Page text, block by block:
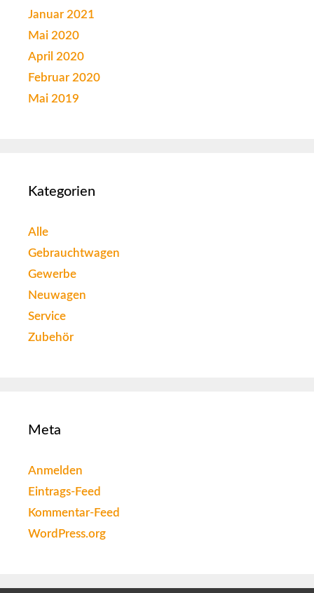
Januar 2021
Mai 2020
April 2020
Februar 2020
Mai 2019
Kategorien
Alle
Gebrauchtwagen
Gewerbe
Neuwagen
Service
Zubehör
Meta
Anmelden
Eintrags-Feed
Kommentar-Feed
WordPress.org